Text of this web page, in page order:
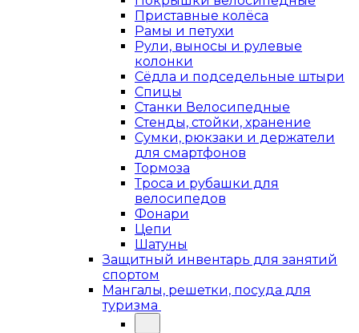
Приставные колёса
Рамы и петухи
Рули, выносы и рулевые
колонки
Сёдла и подседельные штыри
Спицы
Станки Велосипедные
Стенды, стойки, хранение
Сумки, рюкзаки и держатели
для смартфонов
Тормоза
Троса и рубашки для
велосипедов
Фонари
Цепи
Шатуны
Защитный инвентарь для занятий
спортом
Мангалы, решетки, посуда для
туризма